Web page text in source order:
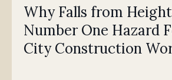
Why Falls from
Number One Hazard
City Construction